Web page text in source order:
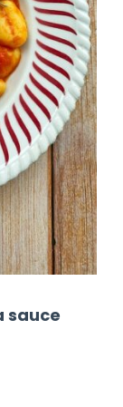
sauce